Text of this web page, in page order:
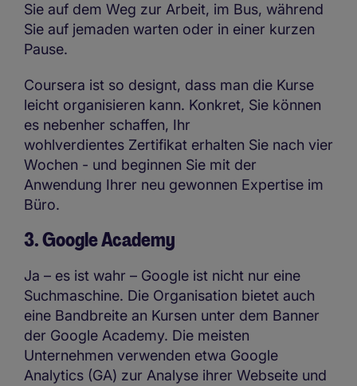
Sie auf dem Weg zur Arbeit, im Bus, während
Sie auf jemaden warten oder in einer kurzen
Pause.
Coursera ist so designt, dass man die Kurse
leicht organisieren kann. Konkret, Sie können
es nebenher schaffen, Ihr
wohlverdientes Zertifikat erhalten Sie nach vier
Wochen - und beginnen Sie mit der
Anwendung Ihrer neu gewonnen Expertise im
Büro.
3. Google Academy
Ja – es ist wahr – Google ist nicht nur eine
Suchmaschine. Die Organisation bietet auch
eine Bandbreite an Kursen unter dem Banner
der Google Academy. Die meisten
Unternehmen verwenden etwa Google
Analytics (GA) zur Analyse ihrer Webseite und